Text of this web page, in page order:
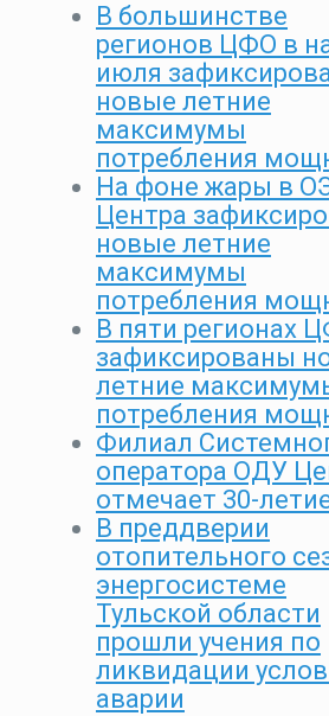
В большинстве
регионов ЦФО в
июля
новые летние
максимумы
потребления
На фоне жары в
Центра
новые летние
максимумы
потребления
В пяти регионах
зафиксированы
летние
потребления
Филиал
оператора ОДУ
отмечает 30-
В преддверии
отопительного
энергосистеме
Тульской области
прошли учения по
ликвидации
аварии